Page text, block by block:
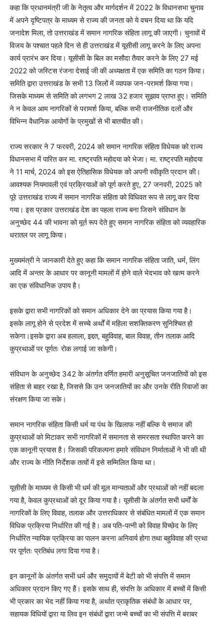
कहा कि प्रधानमंत्री जी के नेतृत्व और मार्गदर्शन में 2022 के विधानसभा चुनाव
में अपने दृष्टिपत्र के माध्यम से राज्य की जनता को ये वचन दिया था कि यदि
जनादेश मिला, तो उत्तराखंड में समान नागरिक संहिता लागू की जाएगी। चुनावों में
विजय के पश्चात पहले दिन से ही उत्तराखंड में यूसीसी लागू करने के लिए अपना
कार्य प्रारंभ कर दिया। यूसीसी के बिल का मसौदा तैयार करने के लिए 27 मई
2022 को जस्टिस रंजना देसाई जी की अध्यक्षता में एक समिति का गठन किया।
समिति द्वारा उत्तराखंड के सभी 13 जिलों में व्यापक जन-परामर्श किया गया।
जिसके माध्यम से समिति को लगभग 2 लाख 32 हजार सुझाव प्राप्त हुए। समिति
ने न केवल आम नागरिकों से परामर्श किया, बल्कि सभी राजनीतिक दलों और
विभिन्न वैधानिक आयोगों के प्रमुखों से भी बातचीत की।
राज्य सरकार ने 7 फरवरी, 2024 को समान नागरिक संहिता विधेयक को राज्य
विधानसभा में पारित कर मा. राष्ट्रपति महोदया को भेजा। मा. राष्ट्रपति महोदया
ने 11 मार्च, 2024 को इस ऐतिहासिक विधेयक को अपनी स्वीकृति प्रदान की।
आवश्यक नियमावली एवं प्रक्रियाओं को पूर्ण करते हुए, 27 जनवरी, 2025 को
पूरे उत्तराखंड राज्य में समान नागरिक संहिता को विधिवत रूप से लागू कर दिया
गया। इस प्रकार उत्तराखंड देश का पहला राज्य बना जिसने संविधान के
अनुच्छेद 44 की भावना को मूर्त रूप देते हुए समान नागरिक संहिता को व्यवहारिक
धरातल पर लागू किया।
मुख्यमंत्री ने जानकारी देते हुए कहा कि समान नागरिक संहिता जाति, धर्म, लिंग
आदि में अन्तर के आधार पर कानूनी मामलों में होने वाले भेदभाव को खत्म करने
का एक संविधानिक उपाय है।
इसके द्वारा सभी नागरिकों को समान अधिकार देने का प्रयास किया गया है।
इसके लागू होने से प्रदेश में सच्चे अर्थों में महिला सशक्तिकरण सुनिश्चित हो
सकेगा।इसके द्वारा अब हलाला, इद्दत, बहुविवाह, बाल विवाह, तीन तलाक आदि
कुप्रथाओं पर पूर्णतः रोक लगाई जा सकेगी।
संविधान के अनुच्छेद 342 के अंतर्गत वर्णित हमारी अनुसूचित जनजातियों को इस
संहिता से बाहर रखा है, जिससे कि उन जनजातियों का और उनके रीति रिवाजों का
संरक्षण किया जा सके।
समान नागरिक संहिता किसी धर्म या पंथ के खिलाफ नहीं बल्कि ये समाज की
कुप्रथाओं को मिटाकर सभी नागरिकों में समानता से समरसता स्थापित करने का
एक कानूनी प्रयास है। जिसकी परिकल्पना हमारे संविधान निर्माताओं ने भी की थी
और राज्य के नीति निर्देशक तत्वों में इसे सम्मिलित किया था।
यूसीसी के माध्यम से किसी भी धर्म की मूल मान्यताओं और प्रथाओं को नहीं बदला
गया है, केवल कुप्रथाओं को दूर किया गया है। यूसीसी के अंतर्गत सभी धर्मों के
नागरिकों के लिए विवाह, तलाक और उत्तराधिकार से संबंधित मामलों में एक समान
विधिक प्रक्रिया निर्धारित की गई है। अब पति-पत्नी को विवाह विच्छेद के लिए
निर्धारित न्यायिक प्रक्रिया का पालन करना अनिवार्य होगा तथा बहुविवाह की प्रथा
पर पूर्णतः प्रतिबंध लगा दिया गया है।
इन कानूनों के अंतर्गत सभी धर्म और समुदायों में बेटी को भी संपत्ति में समान
अधिकार प्रदान किए गए हैं। इसके साथ ही, संपत्ति के अधिकार में बच्चों में किसी
भी प्रकार का भेद नहीं किया गया है, अर्थात प्राकृतिक संबंधों के आधार पर,
सहायक विधियों द्वारा या लिव इन संबंधों द्वारा जन्मे बच्चों का भी संपत्ति में बराबर